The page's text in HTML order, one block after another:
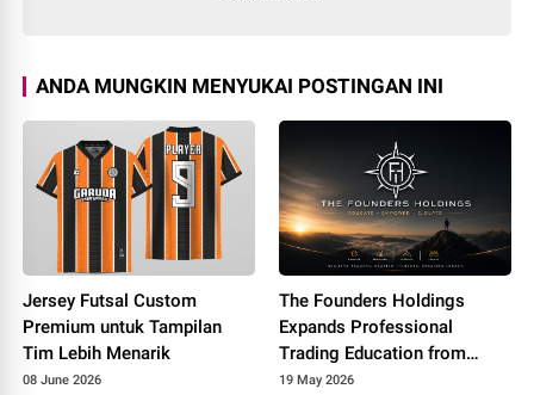
ANDA MUNGKIN MENYUKAI POSTINGAN INI
Jersey Futsal Custom
Premium untuk Tampilan
Tim Lebih Menarik
08 June 2026
The Founders Holdings
Expands Professional
Trading Education from
Malaysia to Singapore
19 May 2026